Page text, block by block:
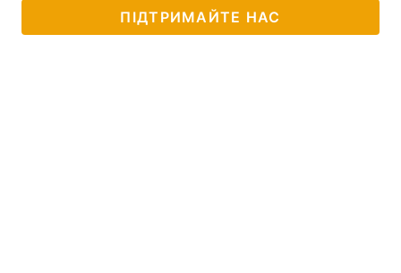
ПІДТРИМАЙТЕ НАС